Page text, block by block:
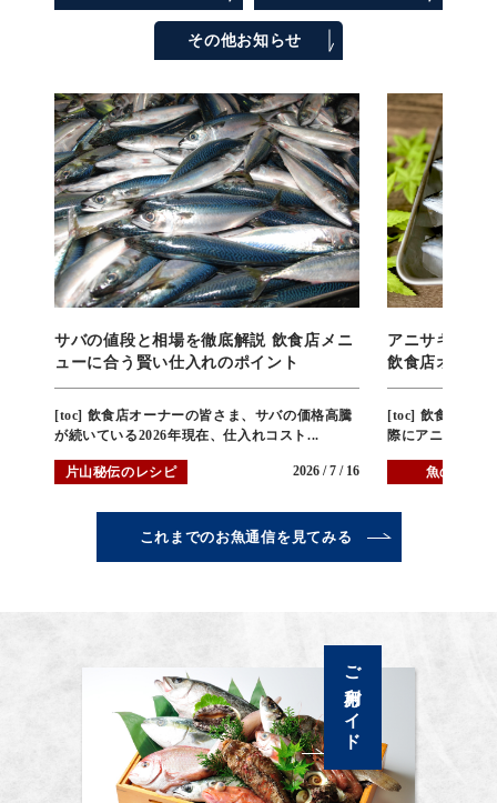
その他お知らせ
サバの値段と相場を徹底解説 飲食店メニ
ューに合う賢い仕入れのポイント
[toc] 飲食店オーナーの皆さま、サバの価格高騰
が続いている2026年現在、仕入れコスト...
片山秘伝のレシピ 2026 / 7 / 16
アニサキスか
飲食店オーナ
[toc] 飲食店オー
際にアニサキス
魚の雑学
これまでのお魚通信を見てみる
ご利用ガイド